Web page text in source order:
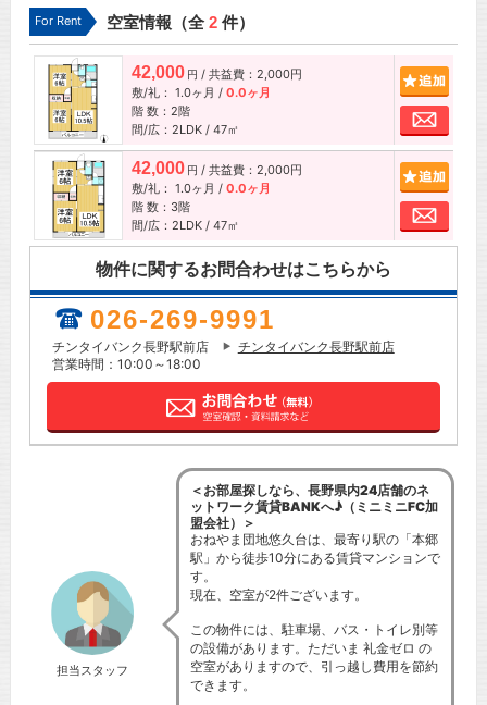
For Rent 空室情報（全2件）
42,000 円 / 共益費：2,000円
敷/礼： 1.0ヶ月 / 0.0ヶ月
階 数：2階
間/広：2LDK / 47㎡
お問
42,000 円 / 共益費：2,000円
敷/礼： 1.0ヶ月 / 0.0ヶ月
階 数：3階
間/広：2LDK / 47㎡
お問
物件に関するお問合わせはこちらから
026-269-9991
チンタイバンク長野駅前店
チンタイバンク長野駅前店
営業時間：10:00～18:00
担当スタッフ
＜お部屋探しなら、長野県内24店舗のネ
ットワーク賃貸BANKへ♪（ミニミニFC加
盟会社）＞
おねやま団地悠久台は、最寄り駅の「本郷
駅」から徒歩10分にある賃貸マンションで
す。
現在、空室が2件ございます。
この物件には、駐車場、バス・トイレ別等
の設備があります。ただいま 礼金ゼロ の
空室がありますので、引っ越し費用を節約
できます。